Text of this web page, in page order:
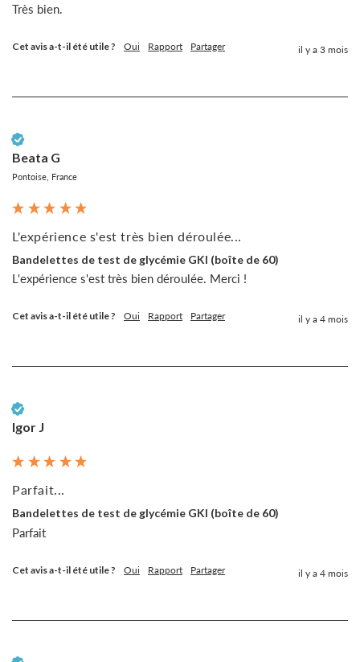
Très bien.
Cet avis a-t-il été utile ? Oui Rapport Partager il y a 3 mois
Beata G
Pontoise, France
L'expérience s'est très bien déroulée...
Bandelettes de test de glycémie GKI (boîte de 60)
L'expérience s'est très bien déroulée. Merci !
Cet avis a-t-il été utile ? Oui Rapport Partager il y a 4 mois
Igor J
Parfait...
Bandelettes de test de glycémie GKI (boîte de 60)
Parfait
Cet avis a-t-il été utile ? Oui Rapport Partager il y a 4 mois